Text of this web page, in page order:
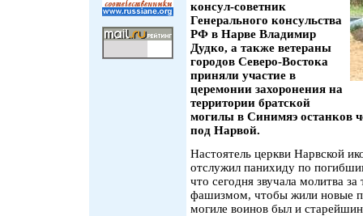
консул-советник
Генерального консульства
РФ в Нарве Владимир
Дудко, а также ветераны
городов Северо-Востока
приняли участие в
церемонии захоронения на
территории братской
могилы в Синимяэ останков
под Нарвой.
Настоятель церкви Нарвской
отслужил панихиду по
что сегодня звучала молитва
фашизмом, чтобы жили новые
могиле воинов был и